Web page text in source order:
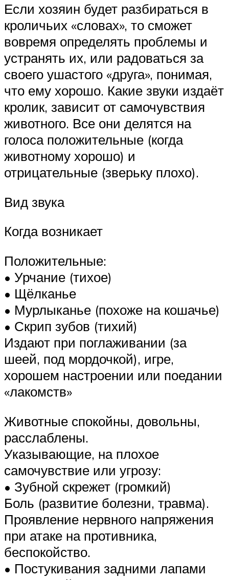
Если хозяин будет разбираться в
кроличьих «словах», то сможет
вовремя определять проблемы и
устранять их, или радоваться за
своего ушастого «друга», понимая,
что ему хорошо. Какие звуки издаёт
кролик, зависит от самочувствия
животного. Все они делятся на
голоса положительные (когда
животному хорошо) и
отрицательные (зверьку плохо).
Вид звука
Когда возникает
Положительные:
• Урчание (тихое)
• Щёлканье
• Мурлыканье (похоже на кошачье)
• Скрип зубов (тихий)
Издают при поглаживании (за
шеей, под мордочкой), игре,
хорошем настроении или поедании
«лакомств»
Животные спокойны, довольны,
расслаблены.
Указывающие, на плохое
самочувствие или угрозу:
• Зубной скрежет (громкий)
Боль (развитие болезни, травма).
Проявление нервного напряжения
при атаке на противника,
беспокойство.
• Постукивания задними лапами